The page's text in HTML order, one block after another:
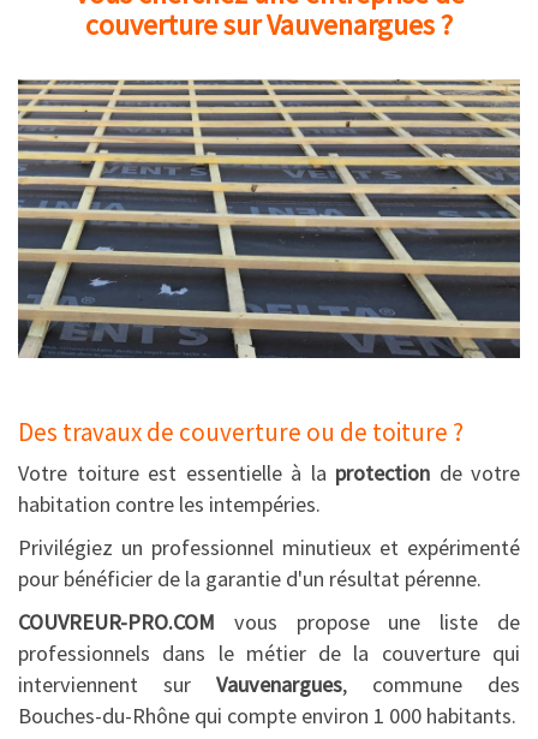
couverture sur Vauvenargues ?
Des travaux de couverture ou de toiture ?
Votre toiture est essentielle à la protection de votre
habitation contre les intempéries.
Privilégiez un professionnel minutieux et expérimenté
pour bénéficier de la garantie d'un résultat pérenne.
COUVREUR-PRO.COM vous propose une liste de
professionnels dans le métier de la couverture qui
interviennent sur Vauvenargues, commune des
Bouches-du-Rhône qui compte environ 1 000 habitants.